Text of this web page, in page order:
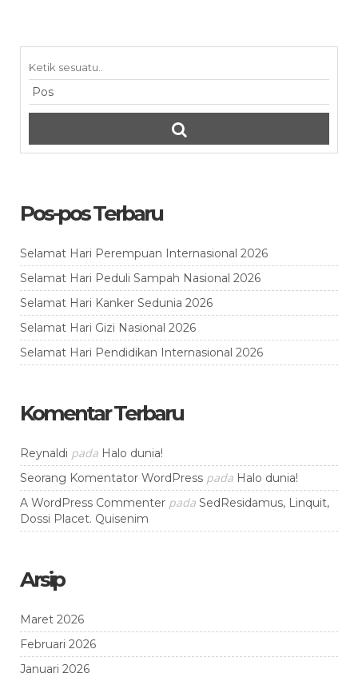
Pos-pos Terbaru
Selamat Hari Perempuan Internasional 2026
Selamat Hari Peduli Sampah Nasional 2026
Selamat Hari Kanker Sedunia 2026
Selamat Hari Gizi Nasional 2026
Selamat Hari Pendidikan Internasional 2026
Komentar Terbaru
Reynaldi pada Halo dunia!
Seorang Komentator WordPress pada Halo dunia!
A WordPress Commenter pada SedResidamus, Linquit,
Dossi Placet. Quisenim
Arsip
Maret 2026
Februari 2026
Januari 2026